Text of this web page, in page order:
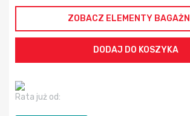
ZOBACZ ELEMENTY
Rata już od: